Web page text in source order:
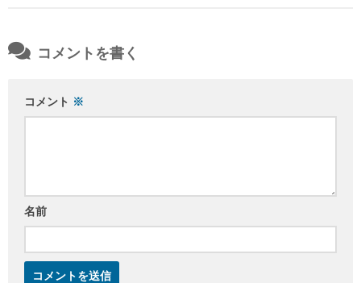
コメントを書く
コメント ※
名前